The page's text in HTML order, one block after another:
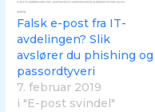
Falsk e-post fra IT-
avdelingen? Slik
avslører du phishing og
passordtyveri
7. februar 2019
i "E-post svindel"